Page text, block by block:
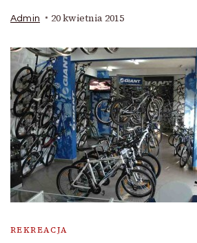
Admin 20 kwietnia 2015
REKREACJA